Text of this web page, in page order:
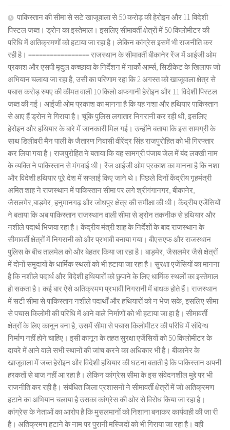
पाकिस्तान की सीमा से सटे खाजूवाला से 50 करोड़ की हेरोइन और 11 विदेशी
पिस्टल जब्त। ड्रोन का इस्तेमाल। इसलिए सीमावर्ती क्षेत्रों में 50 किलोमीटर की
परिधि में अतिक्रमणों को हटाया जा रहा है। लेकिन कांग्रेस इसमें भी राजनीति कर
रही है। ================= राजस्थान के सीमावर्ती बीकानेर रेंज में आईजी ओम
प्रकाश और एसपी मृदुल कच्छावा के निर्देशन में नार्को आर्म्स, सिडीकेट के खिलाफ जो
अभियान चलाया जा रहा है, उसी का परिणाम रहा कि 2 अगस्त को खाजूवाला क्षेत्र से
पचास करोड़ रुपए की कीमत वाली 10 किलो अफगानी हेरोइन और 11 विदेशी पिस्टल
जब्त की गई। आईजी ओम प्रकाश का मानना है कि यह नशा और हथियार पाकिस्तान
से आए हैं ड्रोन ने गिराया है। चूंकि पुलिस लगातार निगरानी कर रही थी, इसलिए
हेरोइन और हथियार के बारे में जानकारी मिल गई। उन्होंने बताया कि इस सामग्री के
साथ डिलीवरी मैन पाली के जैतारण निवासी वीरेंद्र सिंह राजपुरोहित को भी गिरफ्तार
कर लिया गया है। राजपुरोहित ने बताया कि यह सामग्री पंजाब जेल में बंद लक्खी नाम
के व्यक्ति ने पाकिस्तान से मंगवाई थी। रेंज आईजी ओम प्रकाश का मानना है कि नशा
और विदेशी हथियार पूरे देश में सप्लाई किए जाने थे। पिछले दिनों केंद्रीय गृहमंत्री
अमित शाह ने राजस्थान में पाकिस्तान सीमा पर लगे श्रीगंगानगर, बीकानेर,
जैसलमेर,बाड़मेर, हनुमानगढ़ और जोधपुर क्षेत्र की समीक्षा की थी। केंद्रीय एजेंसियों
ने बताया कि अब पाकिस्तान राजस्थान वाली सीमा से ड्रोन तकनीक से हथियार और
नशीले पदार्थ भिजवा रहा है। केंद्रीय मंत्री शाह के निर्देशों के बाद राजस्थान के
सीमावर्ती क्षेत्रों में निगरानी को और प्रभावी बनाया गया। बीएसएफ और राजस्थान
पुलिस के बीच तालमेल को और बेहतर किया जा रहा है। बाड़मेर, जैसलमेर जैसे क्षेत्रों
में दोनों समुदायों के धार्मिक स्थलों को भी हटाया जा रहा है। सुरक्षा एजेंसियों का मानना
है कि नशीले पदार्थ और विदेशी हथियारों को छुपाने के लिए धार्मिक स्थलों का इस्तेमाल
हो सकता है। कई बार ऐसे अतिक्रमण प्रभावी निगरानी में बाधक होते हैं। राजस्थान
में सटी सीमा से पाकिस्तान नशीले पदार्थों और हथियारों को न भेज सके, इसलिए सीमा
से पचास किलोमी की परिधि में आने वाले निर्माणों को भी हटाया जा हा है। सीमावर्ती
क्षेत्रों के लिए कानून बना है, उसमें सीमा से पचास किलोमीटर की परिधि में संदिग्ध
निर्माण नहीं होने चाहिए। इसी कानून के तहत सुरक्षा एजेंसियों को 50 किलोमीटर के
दायरे में आने वाले सभी स्थानों की जांच करने का अधिकार भी है। बीकानेर के
खाजूवाला में जब्त हेरोइन और विदेशी हथियार की घटना बताती है कि पाकिस्तान अपनी
हरकतों से बाज नहीं आ रहा है। लेकिन कांग्रेस सीमा के इस संवेदनशील मुद्दे पर भी
राजनीति कर रही है। संबंधित जिला प्रशासनों ने सीमावर्ती क्षेत्रों में जो अतिक्रमण
हटाने का अभियान चलाया है उसका कांग्रेस की ओर से विरोध किया जा रहा है।
कांग्रेस के नेताओं का आरोप है कि मुसलमानों को निशाना बनाकर कार्यवाही की जा री
है। अतिक्रमण हटाने के नाम पर पुरानी मस्जिदों को भी गिराया जा रहा है। वही